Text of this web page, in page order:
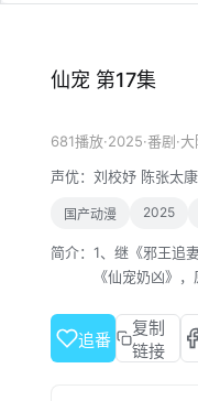
仙宠 第17集
681播放·2025·番剧·
声优： 刘校妤 陈张太康
国产动漫 2025
简介： 1、继《邪王追
《仙宠奶凶》
爱情故事
2、天界战神小
追番
复制
链接